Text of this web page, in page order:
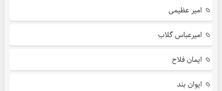
امیر عظیمی
امیرعباس گلاب
ایمان فلاح
ایوان بند